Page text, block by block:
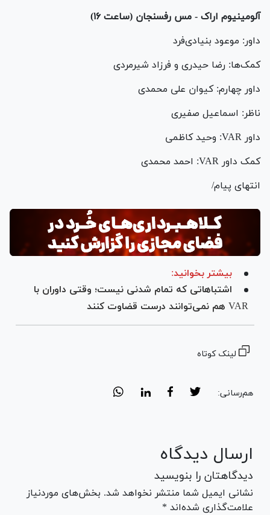
آلومینیوم اراک - مس رفسنجان (ساعت ۱۶)
داور: موعود بنیادی‌فرد
کمک‌ها: رضا حیدری و فرزاد شیرمردی
داور چهارم: کیوان علی محمدی
ناظر: اسماعیل صفیری
داور VAR: وحید کاظمی
کمک داور VAR: احمد محمدی
انتهای پیام/
بیشتر بخوانید:
اشتباهاتی که تمام شدنی نیست؛ وقتی داوران با
VAR هم نمی‌توانند درست قضاوت کنند
لینک کوتاه
هم‌رسانی:
ارسال دیدگاه
دیدگاهتان را بنویسید
نشانی ایمیل شما منتشر نخواهد شد. بخش‌های موردنیاز
علامت‌گذاری شده‌اند *